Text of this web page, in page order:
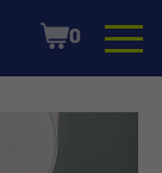
Shopping
Cart
0